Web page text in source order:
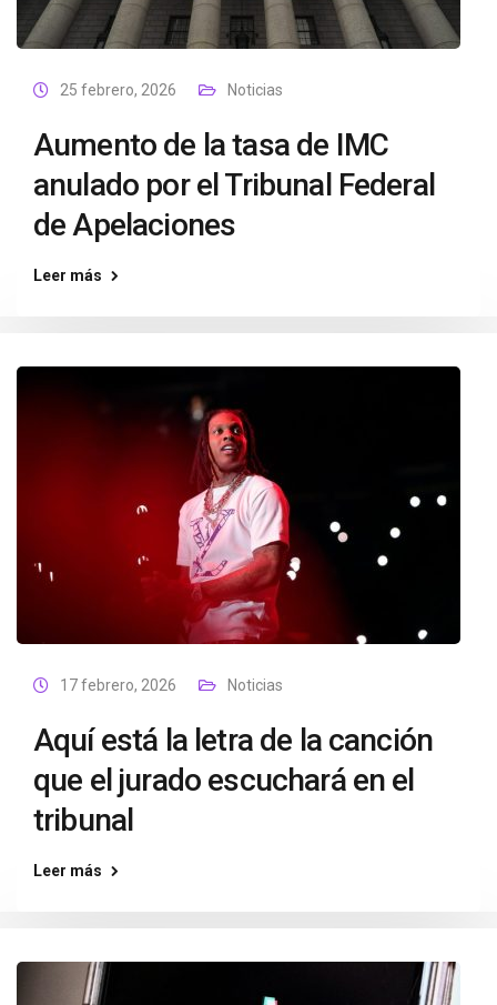
25 febrero, 2026 Noticias
Aumento de la tasa de IMC
anulado por el Tribunal Federal
de Apelaciones
Leer más
17 febrero, 2026 Noticias
Aquí está la letra de la canción
que el jurado escuchará en el
tribunal
Leer más